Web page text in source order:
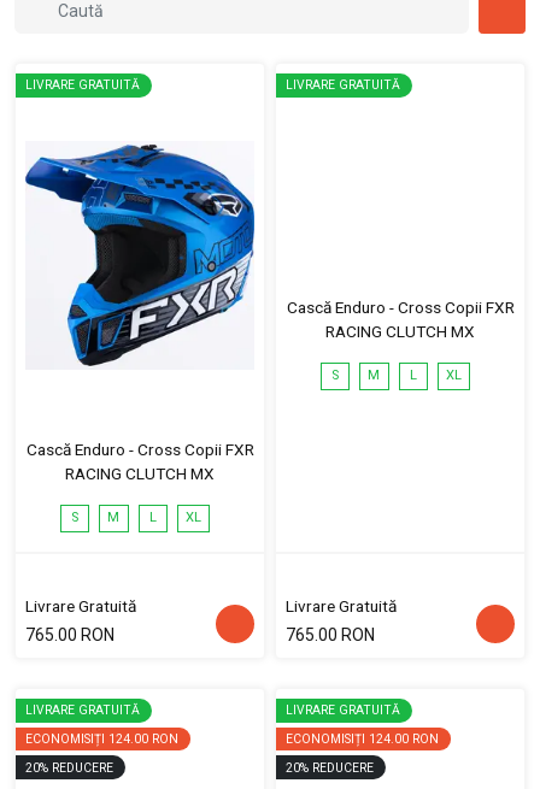
LIVRARE GRATUITĂ
Cască Enduro - Cross Copii FXR
RACING CLUTCH MX
S M L XL
Livrare Gratuită
765.00 RON
LIVRARE GRATUITĂ
Cască Enduro - Cross Copii FXR
RACING CLUTCH MX
S M L XL
Livrare Gratuită
765.00 RON
LIVRARE GRATUITĂ
ECONOMISIȚI 124.00 RON
20% REDUCERE
LIVRARE GRATUITĂ
ECONOMISIȚI 124.00 RON
20% REDUCERE